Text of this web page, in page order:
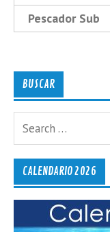
Pescador Sub
BUSCAR
CALENDARIO 2026